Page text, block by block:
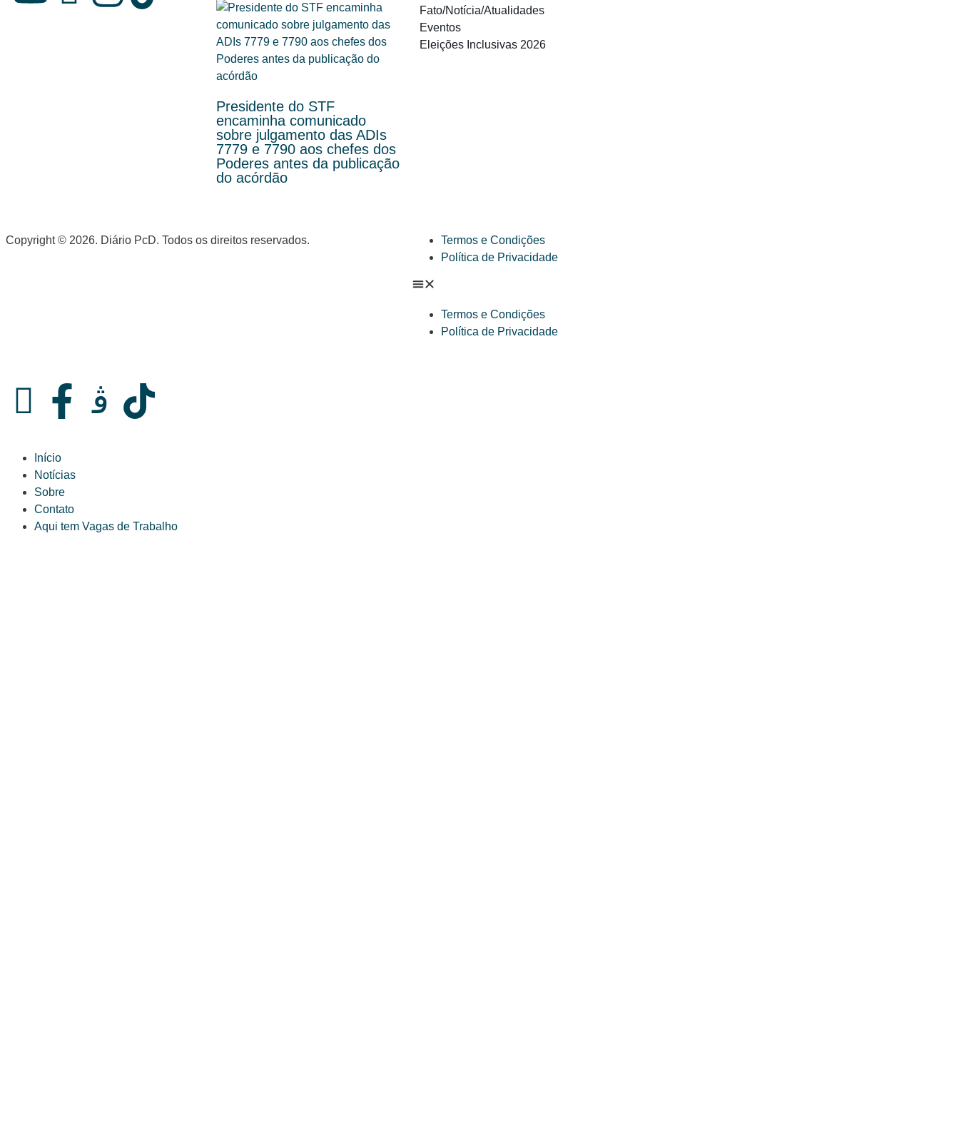
Presidente do STF
encaminha comunicado
sobre julgamento das ADIs
7779 e 7790 aos chefes dos
Poderes antes da publicação
do acórdão
Fato/Notícia/Atualidades
Eventos
Eleições Inclusivas 2026
Copyright © 2026. Diário PcD. Todos os direitos reservados.
Termos e Condições
Política de Privacidade
Termos e Condições
Política de Privacidade
Início
Notícias
Sobre
Contato
Aqui tem Vagas de Trabalho